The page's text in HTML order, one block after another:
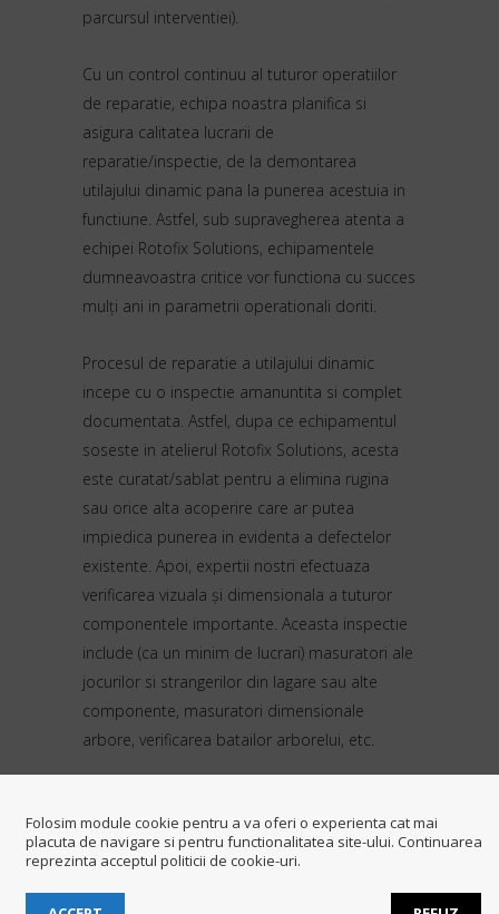
parcursul interventiei).
Cu un control continuu al tuturor operatiilor
de reparatie, echipa noastra planifica si
asigura calitatea lucrarii de
reparatie/inspectie, de la demontarea
utilajului dinamic pana la punerea acestuia in
functiune. Astfel, sub supravegherea atenta a
echipei Rotofix Solutions, echipamentele
dumneavoastra critice vor functiona cu succes
mulți ani in parametrii operationali doriti.
Procesul de reparatie a utilajului dinamic
incepe cu o inspectie amanuntita si complet
documentata. Astfel, dupa ce echipamentul
soseste in atelierul Rotofix Solutions, acesta
este curatat/sablat pentru a elimina rugina
sau orice alta acoperire care ar putea
impiedica punerea in evidenta a defectelor
existente. Apoi, expertii nostri efectuaza
verificarea vizuala și dimensionala a tuturor
componentele importante. Aceasta inspectie
include (ca un minim de lucrari) masuratori ale
jocurilor si strangerilor din lagare sau alte
componente, masuratori dimensionale
arbore, verificarea batailor arborelui, etc.
nostru, echipa dumneavoastra este invitata sa
participe la toate lucrarile de inspectie
Folosim module cookie pentru a va oferi o experienta cat mai
placuta de navigare si pentru functionalitatea site-ului. Continuarea
reprezinta acceptul politicii de cookie-uri.